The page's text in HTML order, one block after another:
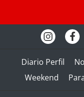
Diario Perfil
Weekend